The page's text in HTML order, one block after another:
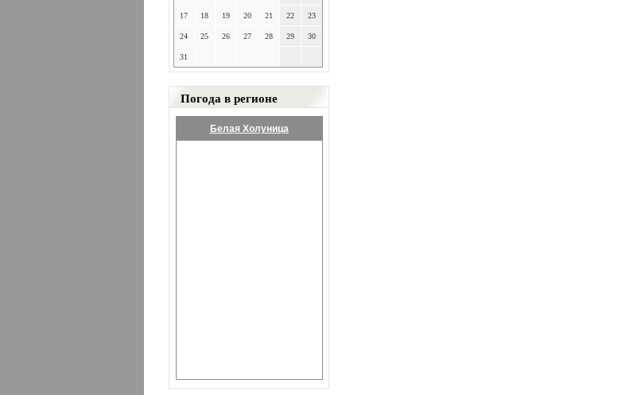
17 18 19 20 21 22 23
24 25 26 27 28 29 30
31
Погода в регионе
Белая Холуница